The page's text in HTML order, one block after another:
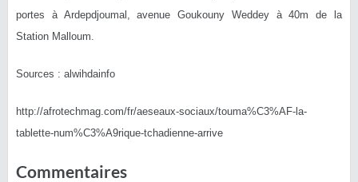
portes à Ardepdjoumal, avenue Goukouny Weddey à 40m de la
Station Malloum.
Sources : alwihdainfo
http://afrotechmag.com/fr/aeseaux-sociaux/touma%C3%AF-la-
tablette-num%C3%A9rique-tchadienne-arrive
Commentaires